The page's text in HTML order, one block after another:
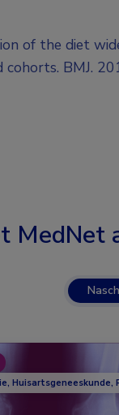
of the diet
BMJ.
MedNet
Huisartsgeneeskunde,